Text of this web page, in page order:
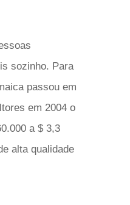
sozinho. Para
passou em
em 2004 o
a $ 3,3
alta qualidade